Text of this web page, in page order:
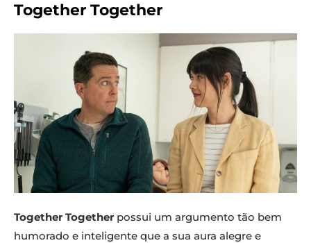
Together Together
Together Together possui um argumento tão bem
humorado e inteligente que a sua aura alegre e